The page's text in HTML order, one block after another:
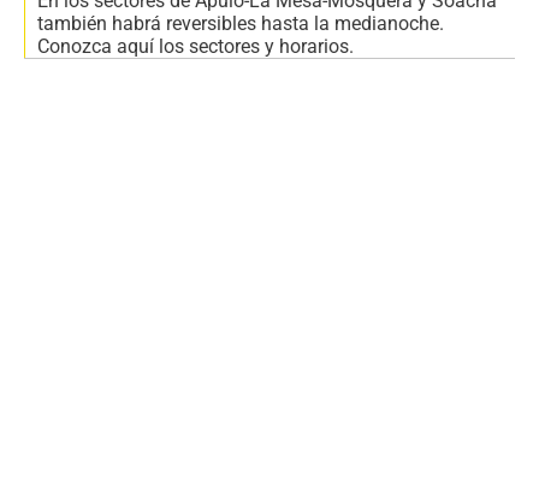
también habrá reversibles hasta la medianoche.
Conozca aquí los sectores y horarios.